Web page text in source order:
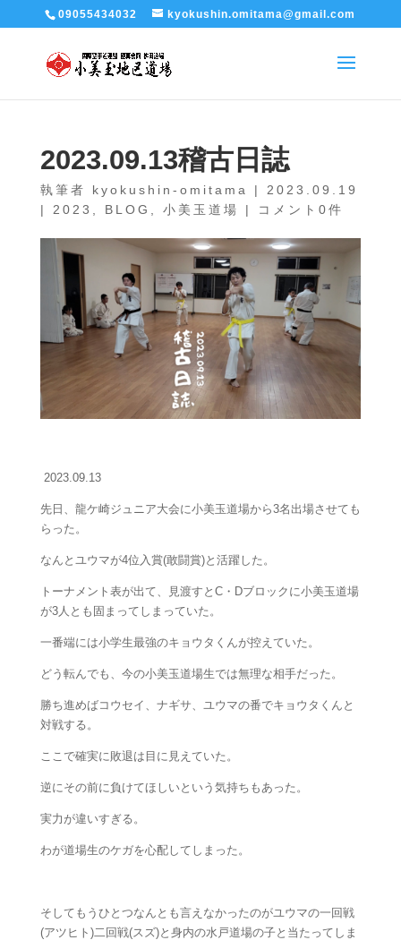
09055434032 kyokushin.omitama@gmail.com
2023.09.13稽古日誌
執筆者 kyokushin-omitama | 2023.09.19
| 2023 BLOG 小美玉道場 | コメント0件
2023.09.13
先日、龍ケ崎ジュニア大会に小美玉道場から3名出場させても
らった。
なんとユウマが4位入賞(敢闘賞)と活躍した。
トーナメント表が出て、見渡すとC・Dブロックに小美玉道場
が3人とも固まってしまっていた。
一番端には小学生最強のキョウタくんが控えていた。
どう転んでも、今の小美玉道場生では無理な相手だった。
勝ち進めばコウセイ、ナギサ、ユウマの番でキョウタくんと
対戦する。
ここで確実に敗退は目に見えていた。
逆にその前に負けてほしいという気持ちもあった。
実力が違いすぎる。
わが道場生のケガを心配してしまった。
そしてもうひとつなんとも言えなかったのがユウマの一回戦
(アツヒト)二回戦(スズ)と身内の水戸道場の子と当たってしま